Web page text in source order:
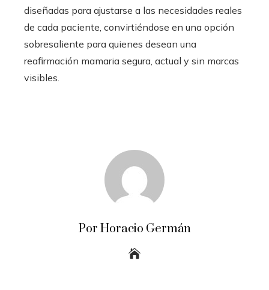
diseñadas para ajustarse a las necesidades reales
de cada paciente, convirtiéndose en una opción
sobresaliente para quienes desean una
reafirmación mamaria segura, actual y sin marcas
visibles.
Por Horacio Germán